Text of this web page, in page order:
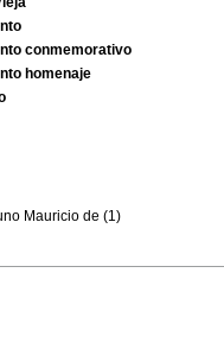
conmemorativo
homenaje
Mauricio de (1)